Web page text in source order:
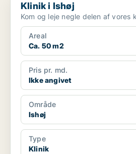
Klinik i Ishøj
Kom og leje negle delen af vores
Areal
Ca. 50 m2
Pris pr. md.
Ikke angivet
Område
Ishøj
Type
Klinik